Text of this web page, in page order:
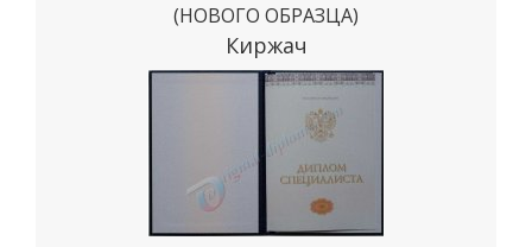
(НОВОГО ОБРАЗЦА)
Киржач